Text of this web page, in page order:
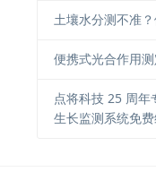
土壤水分测不准
便携式光合作用
点将科技 25 周年
生长监测系统免